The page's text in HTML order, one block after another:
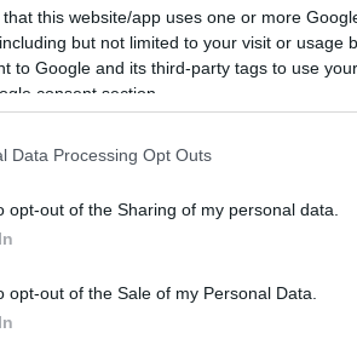
that this website/app uses one or more
but not limited to your visit or usage
to Google and its third-party tags to use
consent section.
Data Processing Opt Outs
opt-out of the Sharing of my personal data.
opt-out of the Sale of my Personal Data.
F-35 από την
ικανότητα της χώρας εντός